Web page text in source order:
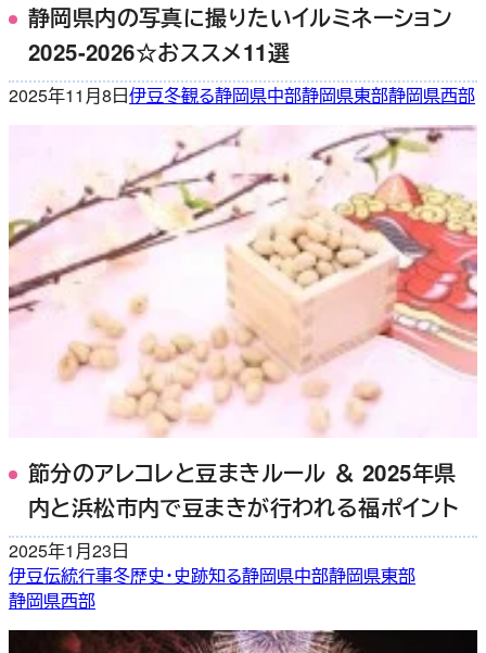
静岡県内の写真に撮りたいイルミネーション
2025-2026☆おススメ11選
2025年11月8日伊豆冬観る静岡県中部静岡県東部静岡県西部
節分のアレコレと豆まきルール ＆ 2025年県
内と浜松市内で豆まきが行われる福ポイント
2025年1月23日
伊豆伝統行事冬歴史・史跡知る静岡県中部静岡県東部
静岡県西部